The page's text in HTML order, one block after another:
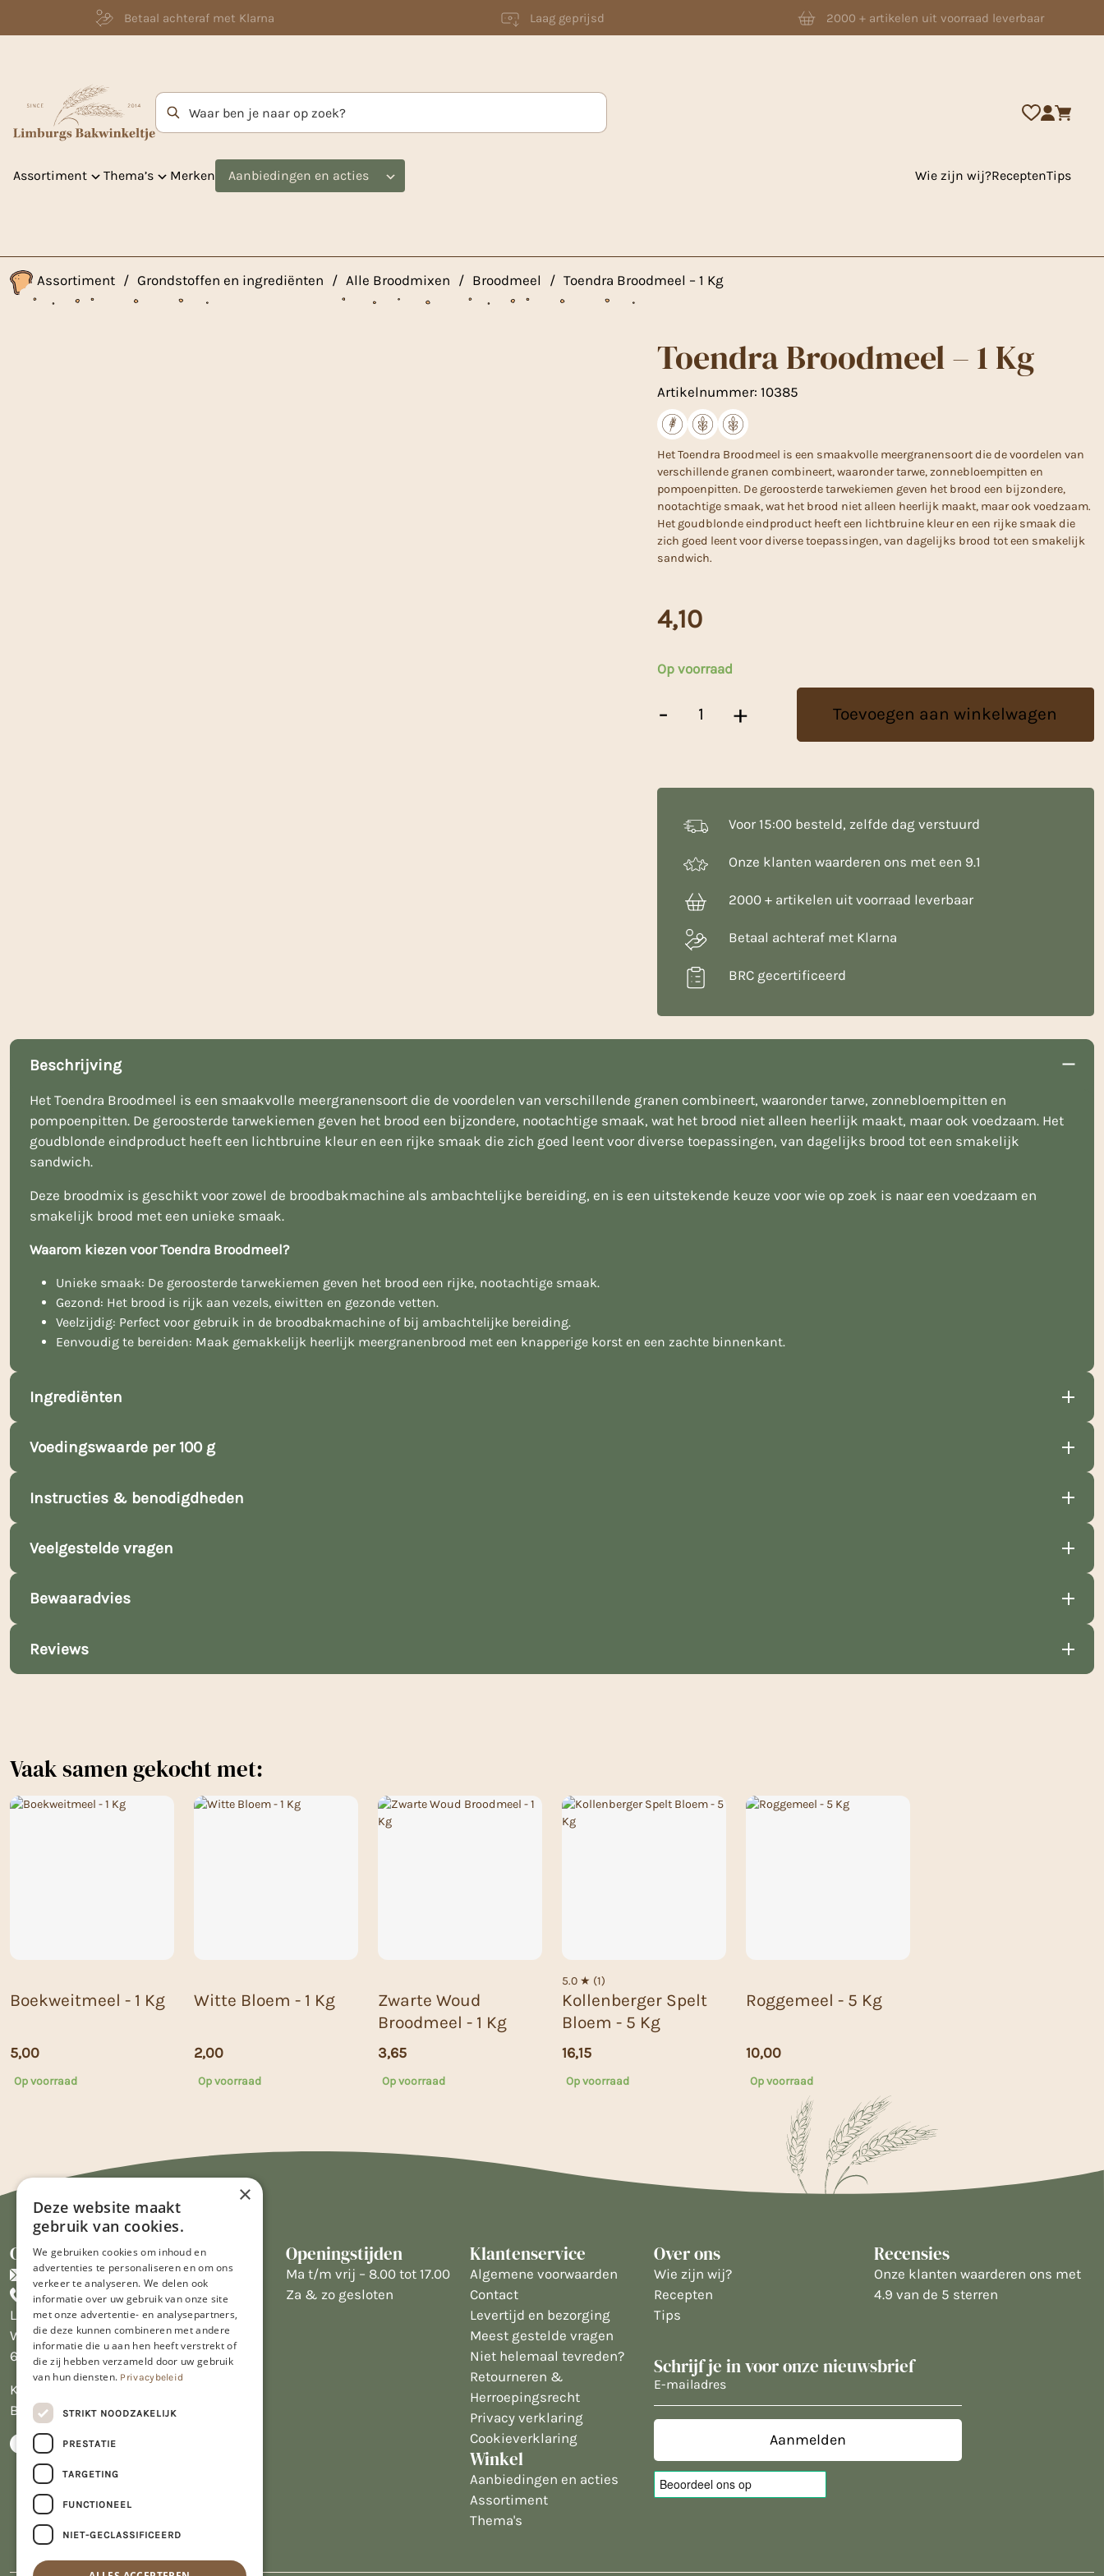
Betaal achteraf met Klarna Laag geprijsd 2000 + artikelen uit voorraad leverbaar
Zoekterm
Assortiment Thema’s Merken Aanbiedingen en acties Wie zijn wij?ReceptenTips
Assortiment / Grondstoffen en ingrediënten / Alle Broodmixen / Broodmeel / Toendra Broodmeel – 1 Kg
Toendra Broodmeel – 1 Kg
Artikelnummer: 10385
Het Toendra Broodmeel is een smaakvolle meergranensoort die de voordelen van
verschillende granen combineert, waaronder tarwe, zonnebloempitten en
pompoenpitten. De geroosterde tarwekiemen geven het brood een bijzondere,
nootachtige smaak, wat het brood niet alleen heerlijk maakt, maar ook voedzaam.
Het goudblonde eindproduct heeft een lichtbruine kleur en een rijke smaak die
zich goed leent voor diverse toepassingen, van dagelijks brood tot een smakelijk
sandwich.
4,10
Op voorraad
-
Broodmeel
+ Toevoegen aan winkelwagen
Voor 15:00 besteld, zelfde dag verstuurd
Onze klanten waarderen ons met een 9.1
2000 + artikelen uit voorraad leverbaar
Betaal achteraf met Klarna
BRC gecertificeerd
Beschrijving
Het Toendra Broodmeel is een smaakvolle meergranensoort die de voordelen van verschillende granen combineert, waaronder tarwe, zonnebloempitten en
pompoenpitten. De geroosterde tarwekiemen geven het brood een bijzondere, nootachtige smaak, wat het brood niet alleen heerlijk maakt, maar ook voedzaam. Het
goudblonde eindproduct heeft een lichtbruine kleur en een rijke smaak die zich goed leent voor diverse toepassingen, van dagelijks brood tot een smakelijk
sandwich.
Deze broodmix is geschikt voor zowel de broodbakmachine als ambachtelijke bereiding, en is een uitstekende keuze voor wie op zoek is naar een voedzaam en
smakelijk brood met een unieke smaak.
Waarom kiezen voor Toendra Broodmeel?
Unieke smaak: De geroosterde tarwekiemen geven het brood een rijke, nootachtige smaak.
Gezond: Het brood is rijk aan vezels, eiwitten en gezonde vetten.
Veelzijdig: Perfect voor gebruik in de broodbakmachine of bij ambachtelijke bereiding.
Eenvoudig te bereiden: Maak gemakkelijk heerlijk meergranenbrood met een knapperige korst en een zachte binnenkant.
Ingrediënten
Voedingswaarde per 100 g
Instructies & benodigdheden
Veelgestelde vragen
Bewaaradvies
Reviews
Vaak samen gekocht met:
Boekweitmeel - 1 Kg
5,00
Op voorraad
Witte Bloem - 1 Kg
2,00
Op voorraad
Zwarte Woud
Broodmeel - 1 Kg
3,65
Op voorraad
5.0 ★ (1)
Kollenberger Spelt
Bloem - 5 Kg
16,15
Op voorraad
Roggemeel - 5 Kg
10,00
Op voorraad
Contact
info@limburgsbakwinkeltje.nl
+31455226693
Limburgs Bakwinkeltje
Wijngaardsweg 16
6412 PJ Heerlen
KVK 14069470
BTW NL809913914.B01
Openingstijden
Ma t/m vrij – 8.00 tot 17.00
Za & zo gesloten
Klantenservice
Algemene voorwaarden
Contact
Levertijd en bezorging
Meest gestelde vragen
Niet helemaal tevreden?
Retourneren &
Herroepingsrecht
Privacy verklaring
Cookieverklaring
Winkel
Aanbiedingen en acties
Assortiment
Thema's
Over ons
Wie zijn wij?
Recepten
Tips
Recensies
Onze klanten waarderen ons met
4.9 van de 5 sterren
Schrijf je in voor onze nieuwsbrief
E-
mailadres
×
Deze website maakt
gebruik van cookies.
We gebruiken cookies om inhoud en
advertenties te personaliseren en om ons
verkeer te analyseren. We delen ook
informatie over uw gebruik van onze site
met onze advertentie- en analysepartners,
die deze kunnen combineren met andere
informatie die u aan hen heeft verstrekt of
die zij hebben verzameld door uw gebruik
van hun diensten. Privacybeleid
STRIKT NOODZAKELIJK
PRESTATIE
TARGETING
FUNCTIONEEL
NIET-GECLASSIFICEERD